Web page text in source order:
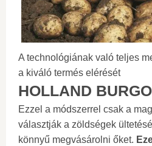
A technológiának való teljes
a kiváló termés elérését
HOLLAND
Ezzel a módszerrel csak a
választják a zöldségek
könnyű megvásárolni őket.